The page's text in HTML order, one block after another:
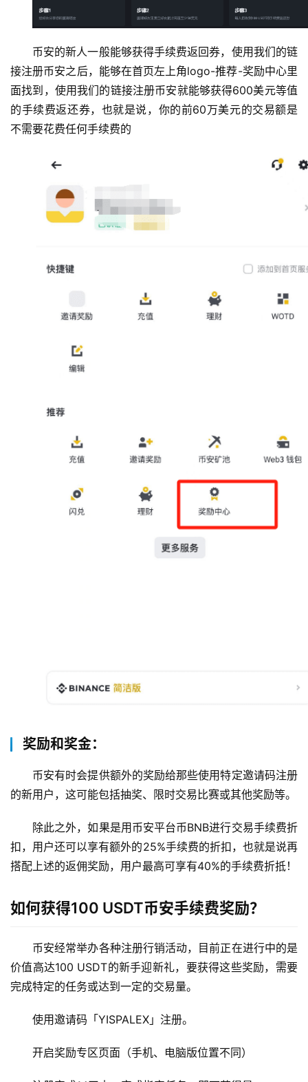
币安的新人一般能够获得手续费返回券，使用我们的链
接注册币安之后，能够在首页左上角logo-推荐-奖励中心里
面找到，使用我们的链接注册币安就能够获得600美元等值
的手续费返还券，也就是说，你的前60万美元的交易额是
不需要花费任何手续费的
奖励和奖金：
币安有时会提供额外的奖励给那些使用特定邀请码注册
的新用户，这可能包括抽奖、限时交易比赛或其他奖励等。
除此之外，如果是用币安平台币BNB进行交易手续费折
扣，用户还可以享有额外的25%手续费的折扣，也就是说再
搭配上述的返佣奖励，用户最高可享有40%的手续费折抵！
如何获得100 USDT币安手续费奖励？
币安经常举办各种注册行销活动，目前正在进行中的是
价值高达100 USDT的新手迎新礼，要获得这些奖励，需要
完成特定的任务或达到一定的交易量。
使用邀请码「YISPALEX」注册。
开启奖励专区页面（手机、电脑版位置不同）